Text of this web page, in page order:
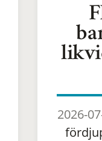
2026-